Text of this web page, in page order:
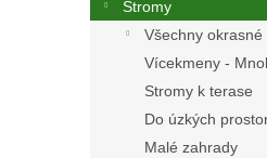
a
Stromy
Všechny okrasné
Vícekmeny -
Stromy k terase
Do úzkých
Malé zahrady